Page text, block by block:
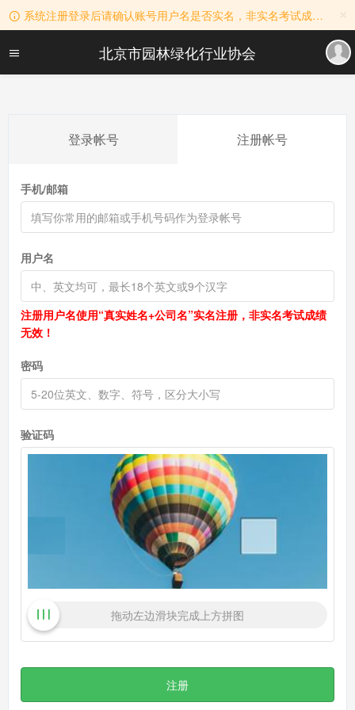
系统注册登录后请确认账号用户名是否实名，非实名考试成绩无效！用户名实名规则：真实姓名+公司名称。
北京市园林绿化行业协会
登录帐号 注册帐号
手机/邮箱
用户名
注册用户名使用“真实姓名+公司名”实名注册，非实名考试成绩
无效！
密码
验证码
拖动左边滑块完成上方拼图
注册